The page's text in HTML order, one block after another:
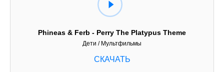
Phineas & Ferb - Perry The Platypus Theme
Дети / Мультфильмы